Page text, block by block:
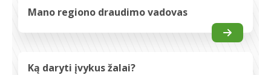
Mano regiono draudimo vadovas
Ką daryti įvykus žalai?